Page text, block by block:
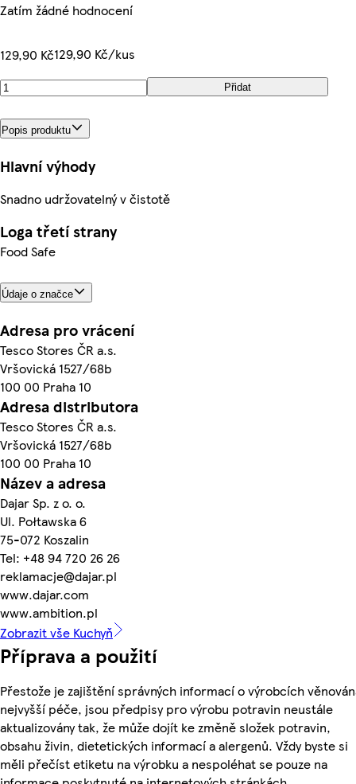
Zatím žádné hodnocení
129,90 Kč129,90 Kč/kus
Přidat
Popis produktu
Hlavní výhody
Snadno udržovatelný v čistotě
Loga třetí strany
Food Safe
Údaje o značce
Adresa pro vrácení
Tesco Stores ČR a.s.
Vršovická 1527/68b
100 00 Praha 10
Adresa distributora
Tesco Stores ČR a.s.
Vršovická 1527/68b
100 00 Praha 10
Název a adresa
Dajar Sp. z o. o.
Ul. Połtawska 6
75-072 Koszalin
Tel: +48 94 720 26 26
reklamacje@dajar.pl
www.dajar.com
www.ambition.pl
Zobrazit vše Kuchyň
Příprava a použití
Přestože je zajištění správných informací o výrobcích
nejvyšší péče, jsou předpisy pro výrobu potravin neustále
aktualizovány tak, že může dojít ke změně složek potravin,
obsahu živin, dietetických informací a alergenů. Vždy byste si
měli přečíst etiketu na výrobku a nespoléhat se pouze na